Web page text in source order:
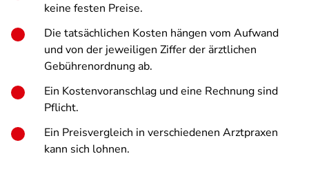
keine festen Preise.
Die tatsächlichen Kosten hängen vom Aufwand
und von der jeweiligen Ziffer der ärztlichen
Gebührenordnung ab.
Ein Kostenvoranschlag und eine Rechnung sind
Pflicht.
Ein Preisvergleich in verschiedenen Arztpraxen
kann sich lohnen.